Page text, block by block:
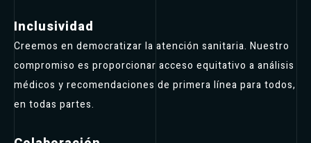
Inclusividad
Creemos en democratizar la atención sanitaria. Nuestro
compromiso es proporcionar acceso equitativo a análisis
médicos y recomendaciones de primera línea para todos,
en todas partes.